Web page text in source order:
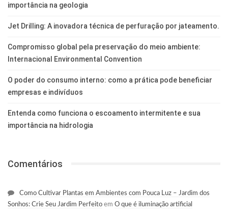
importância na geologia
Jet Drilling: A inovadora técnica de perfuração por jateamento.
Compromisso global pela preservação do meio ambiente:
Internacional Environmental Convention
O poder do consumo interno: como a prática pode beneficiar
empresas e indivíduos
Entenda como funciona o escoamento intermitente e sua
importância na hidrologia
Comentários
Como Cultivar Plantas em Ambientes com Pouca Luz – Jardim dos
Sonhos: Crie Seu Jardim Perfeito em O que é iluminação artificial